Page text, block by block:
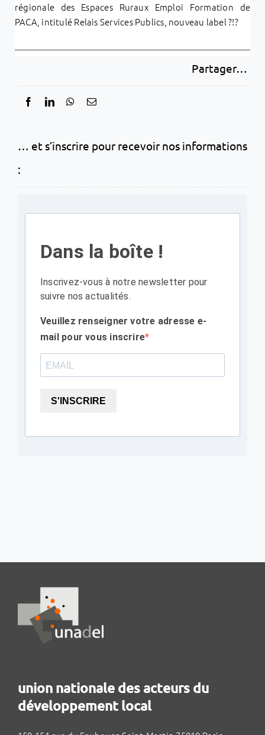
régionale des Espaces Ruraux Emploi Formation de
PACA, intitulé Relais Services Publics, nouveau label ?!?
Partager…
… et s’inscrire pour recevoir nos informations
:
Dans la boîte !
Inscrivez-vous à notre newsletter pour
suivre nos actualités.
Veuillez renseigner votre adresse e-
mail pour vous inscrire
S'INSCRIRE
union nationale des acteurs du
développement local